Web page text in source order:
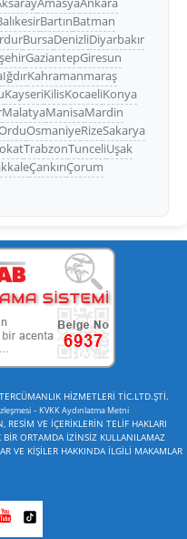
BartınBatman
BursaDenizliDiyarbakır
GaziantepGiresun
IğdırKahramanmaraş
KayseriKilisKocaeliKonya
MalatyaManisaMardin
OsmaniyeRizeSakarya
TrabzonTunceliUşak
ÇankırıÇorum
HİZMETLERİ TİC.LTD.ŞTİ.
- KVKK Aydınlatma Metni
VE İÇERİKLERİN TELİF HAKLARI
ORTAMDA İZİNSİZ KULLANILAMAZ
VE KİŞİLER HAKKINDA İLGİLİ MAKAMLAR